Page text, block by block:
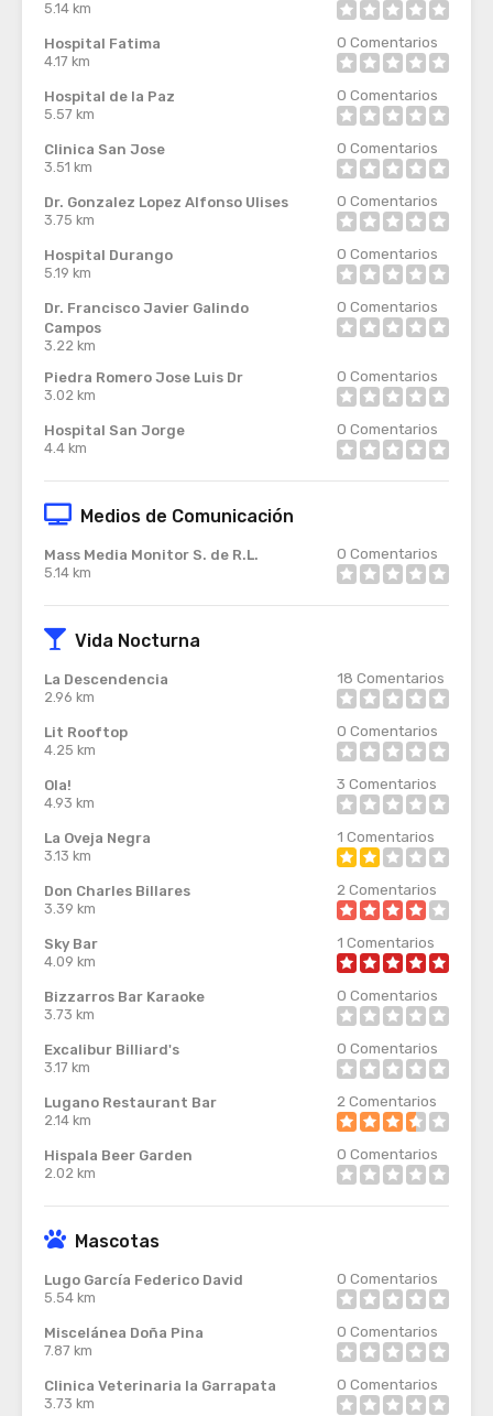
5.14 km
Hospital Fatima
4.17 km
0 Comentarios
Hospital de la Paz
5.57 km
0 Comentarios
Clinica San Jose
3.51 km
0 Comentarios
Dr. Gonzalez Lopez Alfonso Ulises
3.75 km
0 Comentarios
Hospital Durango
5.19 km
0 Comentarios
Dr. Francisco Javier Galindo
Campos
3.22 km
0 Comentarios
Piedra Romero Jose Luis Dr
3.02 km
0 Comentarios
Hospital San Jorge
4.4 km
0 Comentarios
Medios de Comunicación
Mass Media Monitor S. de R.L.
5.14 km
0 Comentarios
Vida Nocturna
La Descendencia
2.96 km
18 Comentarios
Lit Rooftop
4.25 km
0 Comentarios
Ola!
4.93 km
3 Comentarios
La Oveja Negra
3.13 km
1 Comentarios
Don Charles Billares
3.39 km
2 Comentarios
Sky Bar
4.09 km
1 Comentarios
Bizzarros Bar Karaoke
3.73 km
0 Comentarios
Excalibur Billiard's
3.17 km
0 Comentarios
Lugano Restaurant Bar
2.14 km
2 Comentarios
Hispala Beer Garden
2.02 km
0 Comentarios
Mascotas
Lugo García Federico David
5.54 km
0 Comentarios
Miscelánea Doña Pina
7.87 km
0 Comentarios
Clinica Veterinaria la Garrapata
3.73 km
0 Comentarios